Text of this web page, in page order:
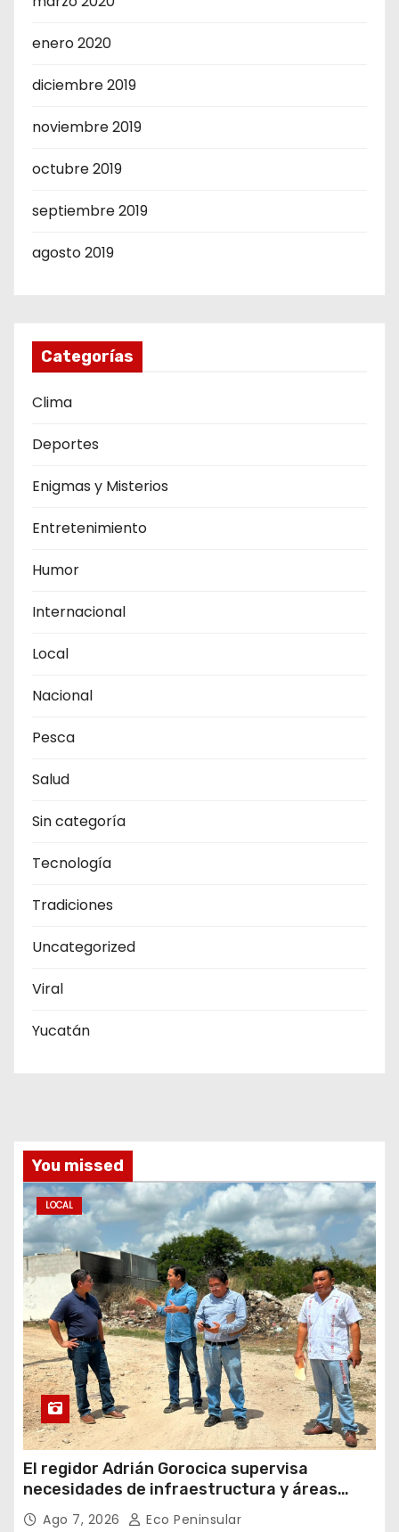
enero 2020
diciembre 2019
noviembre 2019
octubre 2019
septiembre 2019
agosto 2019
Categorías
Clima
Deportes
Enigmas y Misterios
Entretenimiento
Humor
Internacional
Local
Nacional
Pesca
Salud
Sin categoría
Tecnología
Tradiciones
Uncategorized
Viral
Yucatán
You missed
LOCAL
El regidor Adrián Gorocica supervisa
necesidades de infraestructura y áreas
públicas en la comisaría de Caucel
Ago 7, 2026 Eco Peninsular